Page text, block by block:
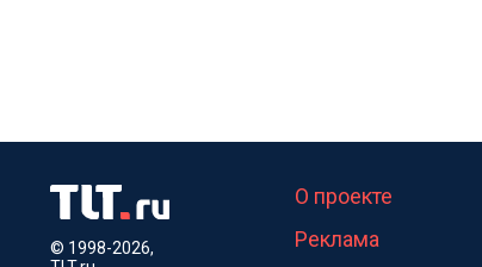
© 1998-2026,
О проекте
Реклама